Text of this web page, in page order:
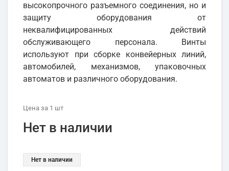
высокопрочного разъемного соединения, но и
защиту оборудования от
неквалифицированных действий
обслуживающего персонала. Винты
используют при сборке конвейерных линий,
автомобилей, механизмов, упаковочных
автоматов и различного оборудования.
Цена за 1 шт
Нет в наличии
Нет в наличии